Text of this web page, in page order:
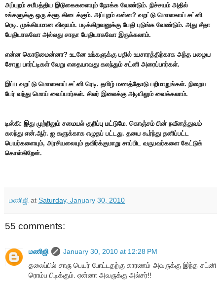
அப்புறம் சமீபத்திய இடுகைகளையும் நோக்க வேண்டும். நிச்சயம் அதில்
உங்களுக்கு ஒரு க்ளூ கிடைக்கும். அப்புறம் என்ன? வறட்டு மொளகாய் சட்னி
ரெடி. முக்கியமான விஷயம். படிக்கிறவனுக்கு பேதி புடுங்க வேண்டும். அது சீதா
பேதியாகவோ அல்லது சாதா பேதியாகவோ இருக்கலாம்.
என்ன கொடுமைன்னா? உடனே உங்களுக்கு பதில் உபசாரத்திற்காக அந்த பழைய
சோறு பார்ட்டிகள் வேறு எதையாவது கலந்தும் சட்னி அரைப்பார்கள்.
இப்ப வறட்டு மொளகாய் சட்னி ரெடி. தமிழ் மணத்தோடு பறிமாறுங்கள். நிறைய
பேர் வந்து மொய் வைப்பார்கள். சிலர் இலைக்கு அடியிலும் வைக்கலாம்.
டிஸ்கி: இது முற்றிலும் சமையல் குறிப்பு மட்டுமே. கொஞ்சம் பின் நவீனத்துவம்
கலந்து என்.ஆர். ஐ களுக்காக எழுதப் பட்டது. தயை கூர்ந்து தனிப்பட்ட
பெயர்களையும், அரசியலையும் தவிர்க்குமாறு சாப்பிட வருபவர்களை கேட்டுக்
கொள்கிறேன்.
மணிஜி at Saturday, January 30, 2010
55 comments:
மணிஜி
January 30, 2010 at 12:28 PM
தலைப்பில் சாரு பெயர் போட்டதற்கு காரணம் அவருக்கு இந்த சட்னி
ரொம்ப பிடிக்கும். ஏன்னா அவருக்கு அல்சர்!!